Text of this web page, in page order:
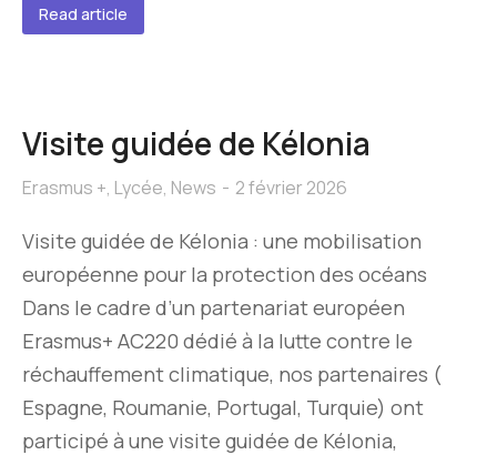
Read article
Visite guidée de Kélonia
Erasmus +, Lycée, News 2 février 2026
Visite guidée de Kélonia : une mobilisation
européenne pour la protection des océans
Dans le cadre d’un partenariat européen
Erasmus+ AC220 dédié à la lutte contre le
réchauffement climatique, nos partenaires (
Espagne, Roumanie, Portugal, Turquie) ont
participé à une visite guidée de Kélonia,